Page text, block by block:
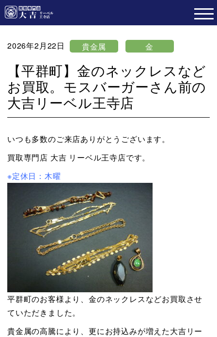
2026年2月22日 貴金属 金
【平群町】金のネックレスなど
お買取。モスバーガーさん前の
大吉リーベル王寺店
いつも多数のご来店ありがとうございます。
買取専門店 大吉 リーベル王寺店です。
※定休日：木曜
平群町のお客様より、金のネックレスなどお買取させ
ていただきました。
貴金属の高騰により、更にお持込みが増えた大吉リー